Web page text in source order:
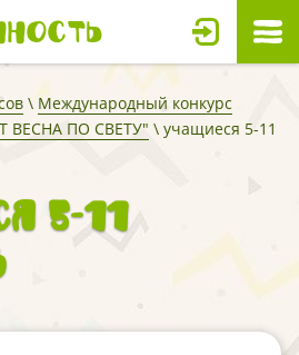
\ Международный конкурс
ВЕСНА ПО СВЕТУ" \ учащиеся 5-11
5-11